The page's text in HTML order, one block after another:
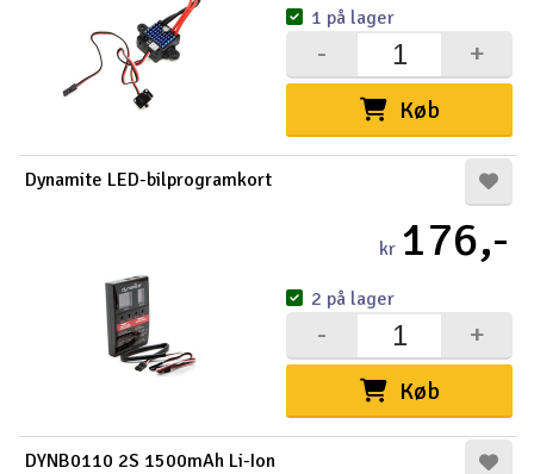
Køb
+
-
1 på lager
Dynamite LED-bilprogramkort
kr 176,-
Køb
+
-
2 på lager
DYNB0110 2S 1500mAh Li-Ion